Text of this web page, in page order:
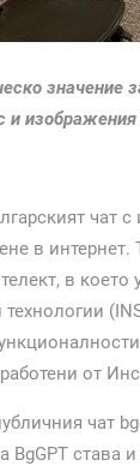
значение
и
чат
в
в
технологии
от
чат
BgGPT